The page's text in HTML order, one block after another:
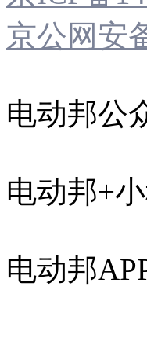
京公网安
电动邦公
电动邦+
电动邦